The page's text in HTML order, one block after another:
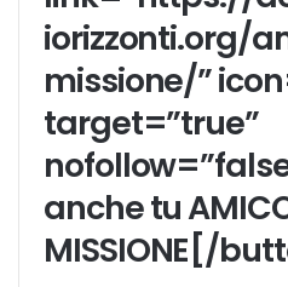
iorizzonti.org/
missione/”
target=”true”
anche tu
MISSIONE[/